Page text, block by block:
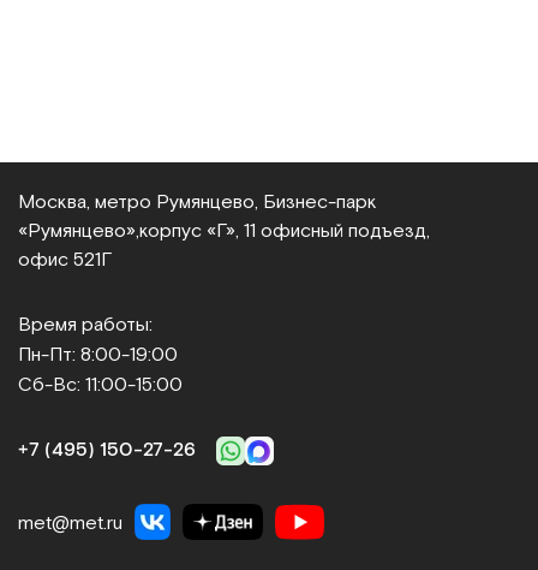
Москва, метро Румянцево, Бизнес‑парк
«Румянцево», корпус «Г», 11 офисный подъезд,
офис 521Г
Время работы:
Пн-Пт: 8:00-19:00
Сб-Вс: 11:00-15:00
+7 (495) 150‑27‑26
met@met.ru